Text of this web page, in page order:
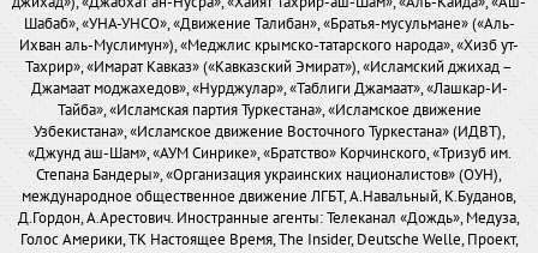
Шабаб», «УНА-УНСО», «Движение Талибан», «Братья-мусульмане» («Аль-
Ихван аль-Муслимун»), «Меджлис крымско-татарского народа», «Хизб ут-
Тахрир», «Имарат Кавказ» («Кавказский Эмират»), «Исламский джихад –
Джамаат моджахедов», «Нурджулар», «Таблиги Джамаат», «Лашкар-И-
Тайба», «Исламская партия Туркестана», «Исламское движение
Узбекистана», «Исламское движение Восточного Туркестана» (ИДВТ),
«Джунд аш-Шам», «АУМ Синрике», «Братство» Корчинского, «Тризуб им.
Степана Бандеры», «Организация украинских националистов» (ОУН),
международное общественное движение ЛГБТ, А.Навальный, К.Буданов,
Д.Гордон, А.Арестович. Иностранные агенты: Телеканал «Дождь», Медуза,
Голос Америки, ТК Настоящее Время, The Insider, Deutsche Welle, Проект,